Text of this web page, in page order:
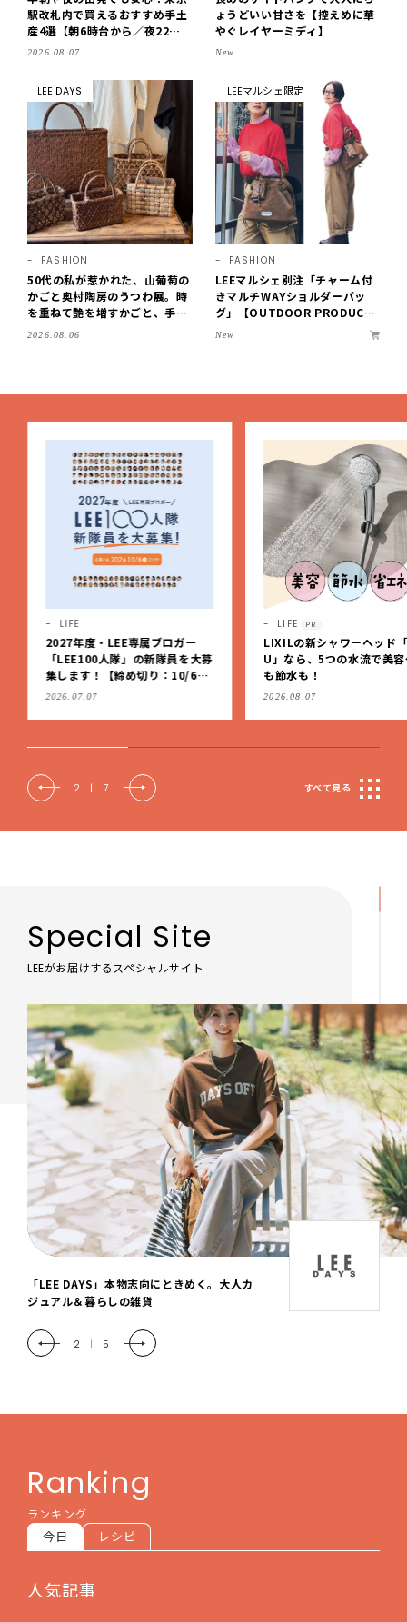
駅改札内で買えるおすすめ手土
産4選【朝6時台から／夜22時
まで営業】
2026.08.07
ょうどいい甘さを【控えめに華
やぐレイヤーミディ】
New
LEE DAYS
FASHION
50代の私が惹かれた、山葡萄の
かごと奥村陶房のうつわ展。時
を重ねて艶を増すかごと、手仕
事の美しさに出会いました。
2026.08.06
LEEマルシェ限定
FASHION
LEEマルシェ別注「チャーム付
きマルチWAYショルダーバッ
グ」【OUTDOOR PRODUCT
S ×LEE100人隊】第3弾はリッ
New
LIFE
2027年度・LEE専属ブロガー
「LEE100人隊」の新隊員を大募
集します！【締め切り：10/6
（火）】
2026.07.07
LIFE PR
LIXILの新シャワーヘッド
U」なら、5つの水流で美
も節水も！
2026.08.07
2 | 7 すべて見る
Special Site
LEEがお届けするスペシャルサイト
「LEE DAYS」本物志向にときめく。大人カ
ジュアル＆暮らしの雑貨
2 | 5
Ranking
ランキング
今日 レシピ
人気記事